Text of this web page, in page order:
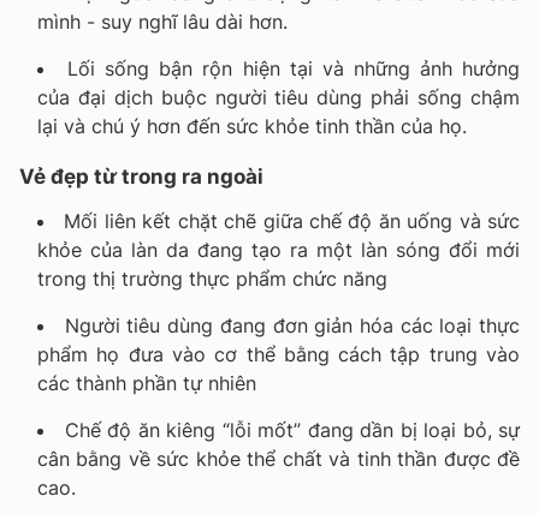
mình - suy nghĩ lâu dài hơn.
Lối sống bận rộn hiện tại và những ảnh hưởng
của đại dịch buộc người tiêu dùng phải sống chậm
lại và chú ý hơn đến sức khỏe tinh thần của họ.
Vẻ đẹp từ trong ra ngoài
Mối liên kết chặt chẽ giữa chế độ ăn uống và sức
khỏe của làn da đang tạo ra một làn sóng đổi mới
trong thị trường thực phẩm chức năng
Người tiêu dùng đang đơn giản hóa các loại thực
phẩm họ đưa vào cơ thể bằng cách tập trung vào
các thành phần tự nhiên
Chế độ ăn kiêng “lỗi mốt” đang dần bị loại bỏ, sự
cân bằng về sức khỏe thể chất và tinh thần được đề
cao.